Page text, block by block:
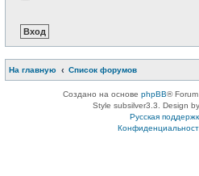
На главную Список форумов
Создано на основе phpBB®
Style subsilver3.3. Design by
Русская